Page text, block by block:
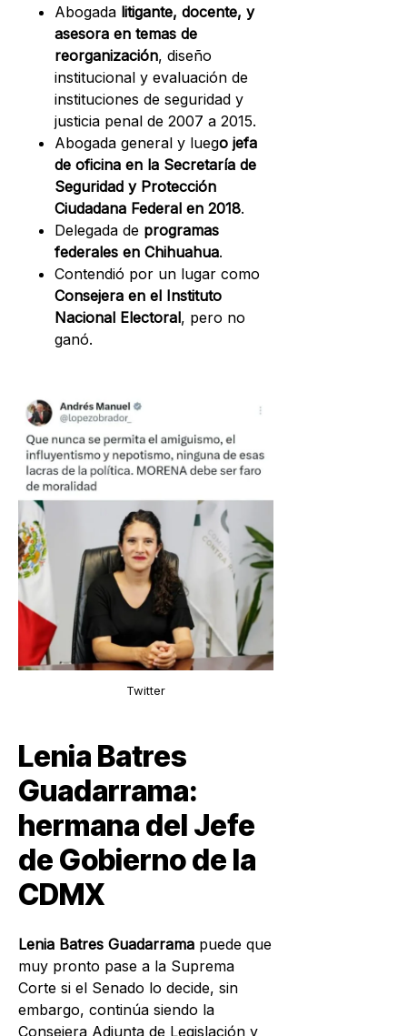
Abogada litigante, docente, y
asesora en temas de
reorganización, diseño
institucional y evaluación de
instituciones de seguridad y
justicia penal de 2007 a 2015.
Abogada general y luego jefa
de oficina en la Secretaría de
Seguridad y Protección
Ciudadana Federal en 2018.
Delegada de programas
federales en Chihuahua.
Contendió por un lugar como
Consejera en el Instituto
Nacional Electoral, pero no
ganó.
Twitter
Lenia Batres
Guadarrama:
hermana del Jefe
de Gobierno de la
CDMX
Lenia Batres Guadarrama puede que
muy pronto pase a la Suprema
Corte si el Senado lo decide, sin
embargo, continúa siendo la
Consejera Adjunta de Legislación y